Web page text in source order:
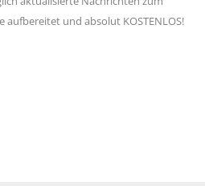
aufbereitet und absolut KOSTENLOS!